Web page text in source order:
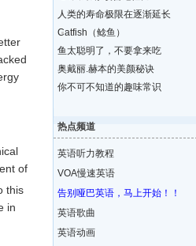
of
this
in
人类的寿命极限在逐渐延长
Catfish（鲶鱼）
鱼太聪明了，不要拿来吃
奥戴丽.赫本的美颜秘诀
你不可不知道的趣味常识
热点频道
英语听力教程
VOA慢速英语
告别哑巴英语，马上开始！！
英语歌曲
英语动画